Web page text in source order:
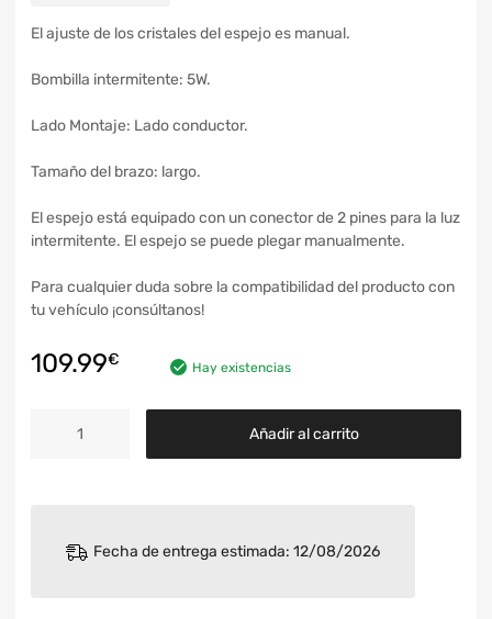
El ajuste de los cristales del espejo es manual.
Bombilla intermitente: 5W.
Lado Montaje: Lado conductor.
Tamaño del brazo: largo.
El espejo está equipado con un conector de 2 pines para la luz
intermitente. El espejo se puede plegar manualmente.
Para cualquier duda sobre la compatibilidad del producto con
tu vehículo ¡consúltanos!
109.99€ Hay existencias
Añadir al carrito
Fecha de entrega estimada: 12/08/2026